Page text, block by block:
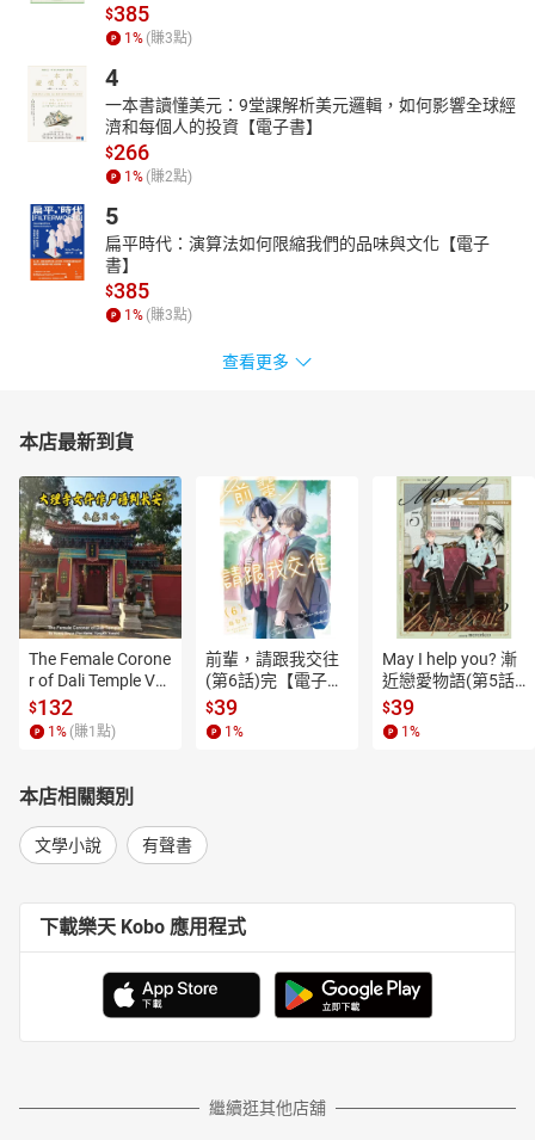
$385
1 % (賺3點)
4
一本書讀懂美元：9堂課解析美元邏輯，如何影響全球經
濟和每個人的投資【電子書】
$266
1 % (賺2點)
5
扁平時代：演算法如何限縮我們的品味與文化【電子
書】
$385
1 % (賺3點)
查看更多
本店最新到貨
The Female Corone
r of Dali Temple Vo
l.6【有聲書】
$132
1% (賺1點)
前輩，請跟我交往
(第6話)完【電子
書】
$39
1%
May I help you? 漸
近戀愛物語(第5話)
【電子書】
$39
1%
本店相關類別
文學小說 有聲書
下載樂天 Kobo 應用程式
繼續逛其他店舖